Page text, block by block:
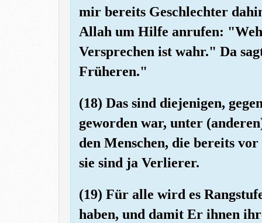
mir bereits Geschlechter
Allah um Hilfe anrufen:
Versprechen ist wahr." Da
Früheren."
(18) Das sind diejenigen,
geworden war, unter
den Menschen, die bereits
sie sind ja Verlierer.
(19) Für alle wird es
haben, und damit Er ihnen